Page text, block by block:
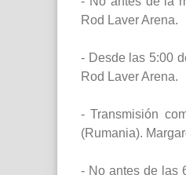
Rod Laver Arena.
- Desde las 5:00
Rod Laver Arena.
- Transmisión
(Rumania).
- No antes de las